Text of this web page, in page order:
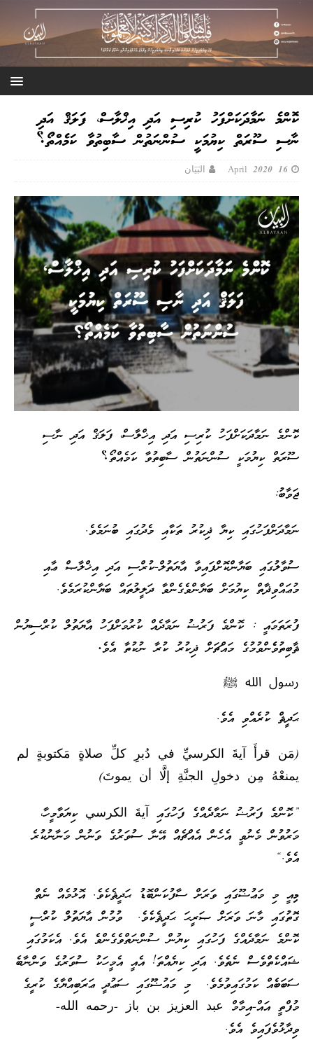
ކޮންމެ ނަމާދަކަށްފަހު ކުރިސި އަދި އިޚްލާސް، ފަލަޤް އަދި
ނާސި ސޫރަތް ކިޔުމަކީ ސުންނަތުން ސާބިތުވާ ކަމެއްތޯ؟
16 April 2020 البَيَان
ކޮންމެ ނަމާދަކަށްފަހު ކުރިސި އަދި އިޚްލާސް، ފަލަޤް އަދި ނާސި
ސޫރަތް ކިޔުމަކީ ސުންނަތުން ސާބިތުވާ ކަމެއްތޯ؟
ޖަވާބު:
ނަމާދަށްފަހުގައި ކިޔާ ޛިކުރު ތަކާއި މެދުގައި ބުނަމެވެ.
ސުވާލުގައި ބަޔާންކޮށްފައިވާ އާޔަތުލް-ކުރްސި އަދި އިޚްލާޞް ޢާއި
މުޢައްވިޛާތް ކިޔުމަށް ބަޔާންވެގެންވާ ދަލީލުތައް ބަޔާންކުރަމެވެ.
ފުރަތަމައީ: ކޮންމެ ފަރުޟު ނަމާދެއް ކުރުމަށްފަހު އާޔަތުލް ކުރްސިޔުން
ޘާބިތުވެެންވުމުގެ މައްޗަށް ޛިކުރު ކުރާ ނުކުތާ އެވެ.
رسول الله ﷺ
ޙަދީޘް ކުރެއްވި އެވެ.
(مَن قرأَ آيةَ الكرسيِّ في دُبرِ كلِّ صلاةٍ مَكتوبةٍ لم
يمنعْهُ مِن دخولِ الجنَّةِ إلَّا أن يموتَ)
”ކޮންމެ ފަރުޟު ނަމާދެއްގެ ފަހުގައި آيةَ الكرسي ކިޔަވާމީހާ،
މަރުވުން މެނުވީ އެހެން އެއްޗެއް އޭނާ ސުވަރުގެ ވަނުން މަނާނުކުރެ
އެވެ.“
މިއީ މި މަޢުޟޫގައި ވަރަށް ސާފުކަންބޮޑު ޙަދީޘެކެވެ. އޮޅުމެއް ނެތް
ގޮތުގައި މާނަ ވަރަށް ޞަރީޙަ ޙަދީޘެކެވެ. ވުމުން އާޔަތުލް ކުރްސީ
ކޮންމެ ނަމާދެއްގެ ފަހުގައި ކިޔުން ސުންނަތްވެގެންވެ އެވެ. އެކަމުގައި
ޝައްކެތްވެސް ނެތެވެ. އަދި ކިޔެއްތަ! އެއީ އެމީހަކު ސުވަރުގެ ވަންނާބެ
ސަބަބެއް ކަމުގައިވުމެވެ. މި މައުޟޫގައި ސަޢުދީ ޢަރަބިއްޔާގެ ކުރީގެ
މުފްތީ އައް-އިމާމް عبد العزيز بن باز -رحمه الله-
ވިދާޅުވެފައިވެ އެވެ.